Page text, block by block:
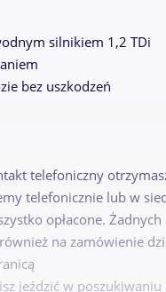
silnikiem 1,2 TDi
bez uszkodzeń
telefoniczny
telefonicznie lub w
opłacone.
na zamówienie
jeździć w